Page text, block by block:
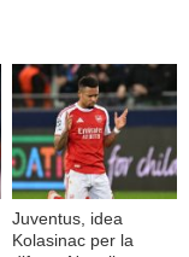
Juventus, idea
Kolasinac per la